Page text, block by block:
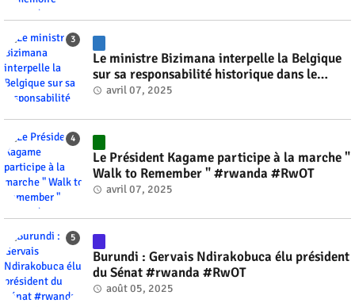
Le ministre Bizimana interpelle la Belgique
sur sa responsabilité historique dans le
génocide #rwanda #RwOT
avril 07, 2025
Le Président Kagame participe à la marche "
Walk to Remember " #rwanda #RwOT
avril 07, 2025
Burundi : Gervais Ndirakobuca élu président
du Sénat #rwanda #RwOT
août 05, 2025